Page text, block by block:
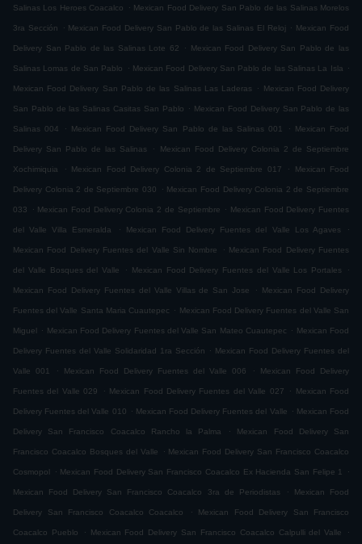
Salinas Los Heroes Coacalco . Mexican Food Delivery San Pablo de las Salinas Morelos
3ra Sección . Mexican Food Delivery San Pablo de las Salinas El Reloj . Mexican Food
Delivery San Pablo de las Salinas Lote 62 . Mexican Food Delivery San Pablo de las
Salinas Lomas de San Pablo . Mexican Food Delivery San Pablo de las Salinas La Isla .
Mexican Food Delivery San Pablo de las Salinas Las Laderas . Mexican Food Delivery
San Pablo de las Salinas Casitas San Pablo . Mexican Food Delivery San Pablo de las
Salinas 004 . Mexican Food Delivery San Pablo de las Salinas 001 . Mexican Food
Delivery San Pablo de las Salinas . Mexican Food Delivery Colonia 2 de Septiembre
Xochimiquia . Mexican Food Delivery Colonia 2 de Septiembre 017 . Mexican Food
Delivery Colonia 2 de Septiembre 030 . Mexican Food Delivery Colonia 2 de Septiembre
033 . Mexican Food Delivery Colonia 2 de Septiembre . Mexican Food Delivery Fuentes
del Valle Villa Esmeralda . Mexican Food Delivery Fuentes del Valle Los Agaves .
Mexican Food Delivery Fuentes del Valle Sin Nombre . Mexican Food Delivery Fuentes
del Valle Bosques del Valle . Mexican Food Delivery Fuentes del Valle Los Portales .
Mexican Food Delivery Fuentes del Valle Villas de San Jose . Mexican Food Delivery
Fuentes del Valle Santa Maria Cuautepec . Mexican Food Delivery Fuentes del Valle San
Miguel . Mexican Food Delivery Fuentes del Valle San Mateo Cuautepec . Mexican Food
Delivery Fuentes del Valle Solidaridad 1ra Sección . Mexican Food Delivery Fuentes del
Valle 001 . Mexican Food Delivery Fuentes del Valle 006 . Mexican Food Delivery
Fuentes del Valle 029 . Mexican Food Delivery Fuentes del Valle 027 . Mexican Food
Delivery Fuentes del Valle 010 . Mexican Food Delivery Fuentes del Valle . Mexican Food
Delivery San Francisco Coacalco Rancho la Palma . Mexican Food Delivery San
Francisco Coacalco Bosques del Valle . Mexican Food Delivery San Francisco Coacalco
Cosmopol . Mexican Food Delivery San Francisco Coacalco Ex Hacienda San Felipe 1 .
Mexican Food Delivery San Francisco Coacalco 3ra de Periodistas . Mexican Food
Delivery San Francisco Coacalco Coacalco . Mexican Food Delivery San Francisco
Coacalco Pueblo . Mexican Food Delivery San Francisco Coacalco Calpulli del Valle .